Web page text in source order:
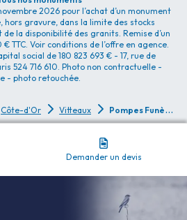
2026 pour l’achat d’un monument
hors gravure, dans la limite des stocks
la disponibilité des granits. Remise d’un
TTC. Voir conditions de l’offre en agence.
social de 180 823 693 € - 17, rue de
524 716 610. Photo non contractuelle -
- photo retouchée.
Côte-d'Or Vitteaux P
ompes Funèbres Pompes Funèbres et Marbrerie Vitteaux - Vitteaux
Demander un devis